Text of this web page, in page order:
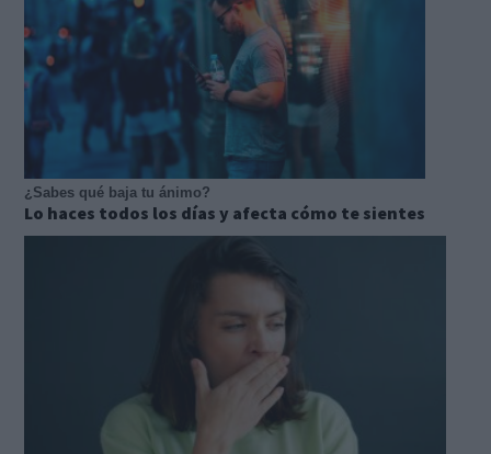
¿Sabes qué baja tu ánimo?
Lo haces todos los días y afecta cómo te sientes